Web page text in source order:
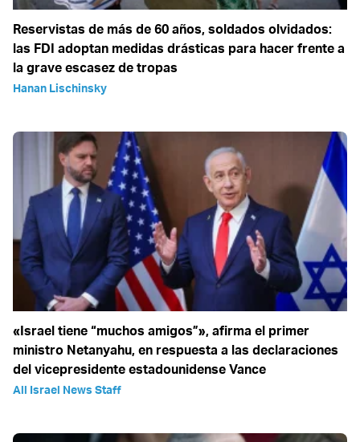
Reservistas de más de 60 años, soldados olvidados:
las FDI adoptan medidas drásticas para hacer frente a
la grave escasez de tropas
Hanan Lischinsky
«Israel tiene “muchos amigos”», afirma el primer
ministro Netanyahu, en respuesta a las declaraciones
del vicepresidente estadounidense Vance
All Israel News Staff